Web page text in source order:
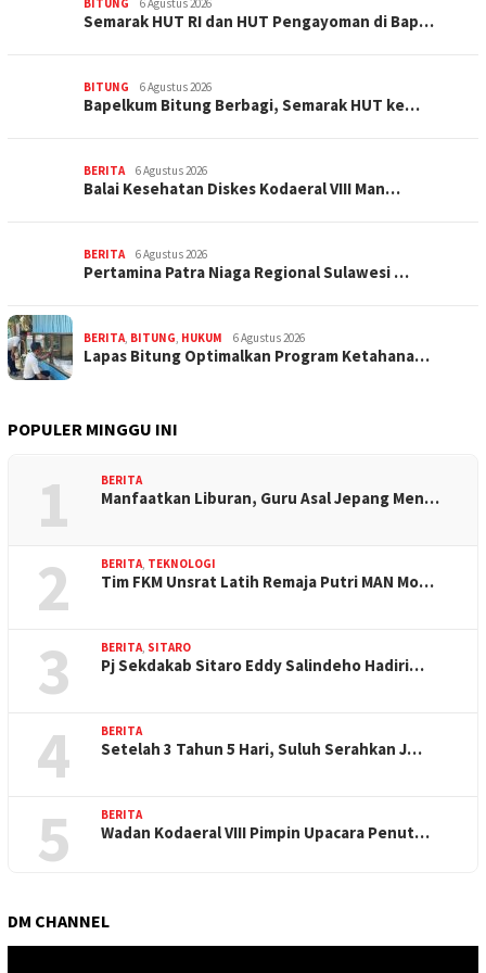
BITUNG 6 Agustus 2026
Semarak HUT RI dan HUT Pengayoman di Bap…
BITUNG 6 Agustus 2026
‎Bapelkum Bitung Berbagi, Semarak HUT ke…
BERITA 6 Agustus 2026
Balai Kesehatan Diskes Kodaeral VIII Man…
BERITA 6 Agustus 2026
Pertamina Patra Niaga Regional Sulawesi …
BERITA, BITUNG, HUKUM 6 Agustus 2026
Lapas Bitung Optimalkan Program Ketahana…
POPULER MINGGU INI
1 BERITA
Manfaatkan Liburan, Guru Asal Jepang Men…
2 BERITA, TEKNOLOGI
Tim FKM Unsrat Latih Remaja Putri MAN Mo…
3 BERITA, SITARO
Pj Sekdakab Sitaro Eddy Salindeho Hadiri…
4 BERITA
Setelah 3 Tahun 5 Hari, Suluh Serahkan J…
5 BERITA
Wadan Kodaeral VIII Pimpin Upacara Penut…
DM CHANNEL